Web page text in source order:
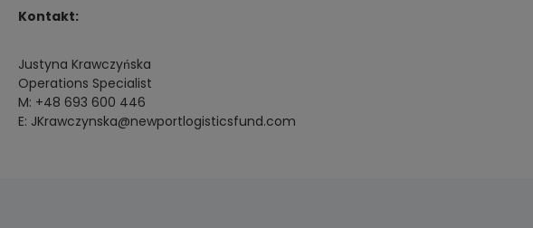
Kontakt:
Justyna Krawczyńska
Operations Specialist
M: +48 693 600 446
E: JKrawczynska@newportlogisticsfund.com